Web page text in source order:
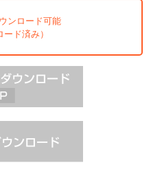
ンロード可能
ード済み）